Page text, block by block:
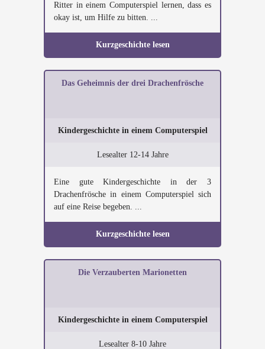
Ritter in einem Computerspiel lernen, dass es
okay ist, um Hilfe zu bitten. ...
Kurzgeschichte lesen
Das Geheimnis der drei Drachenfrösche
Kindergeschichte in einem Computerspiel
Lesealter 12-14 Jahre
Eine gute Kindergeschichte in der 3
Drachenfrösche in einem Computerspiel sich
auf eine Reise begeben. ...
Kurzgeschichte lesen
Die Verzauberten Marionetten
Kindergeschichte in einem Computerspiel
Lesealter 8-10 Jahre